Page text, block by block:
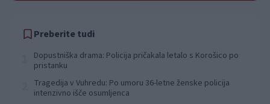
Preberite tudi
Dopustniška drama: Policija pričakala letalo s Korošico po
pristanku
Tragedija v Vuhredu: Po umoru 36-letne ženske policija
intenzivno išče osumljenca